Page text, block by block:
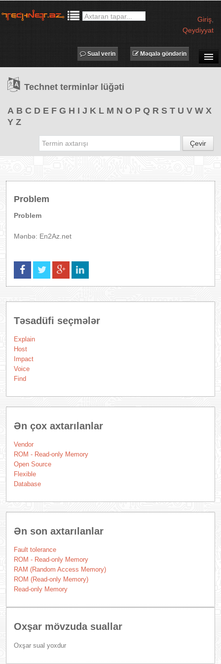
Giriş
Qeydiyyat
TƏDBİRLƏR
PROQRAMLAR
Məqalə göndərin
Sual verin
Technet terminlər lüğəti
A B C D E F G H I J K L M N O P Q R S T U V W X
Y Z
Çevir
Problem
Problem
Mənbə: En2Az.net
Təsadüfi seçmələr
Explain
Host
Impact
Voice
Find
Ən çox axtarılanlar
Vendor
ROM - Read-only Memory
Open Source
Flexible
Database
Ən son axtarılanlar
Fault tolerance
ROM - Read-only Memory
RAM (Random Access Memory)
ROM (Read-only Memory)
Read-only Memory
Oxşar mövzuda suallar
Oxşar sual yoxdur